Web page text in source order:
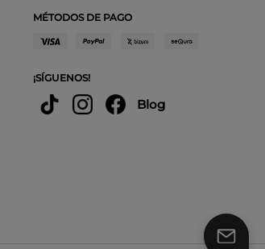
MÉTODOS DE PAGO
¡SÍGUENOS!
Blog